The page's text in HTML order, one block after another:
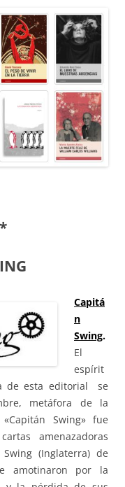
Capitá
n
Swing.
El
espírit
de esta editorial se
metáfora de la
Swing» fue
amenazadoras
(Inglaterra) de
amotinaron por la